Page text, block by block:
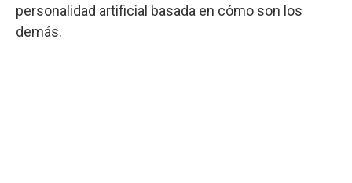
personalidad artificial basada en cómo son los
demás.